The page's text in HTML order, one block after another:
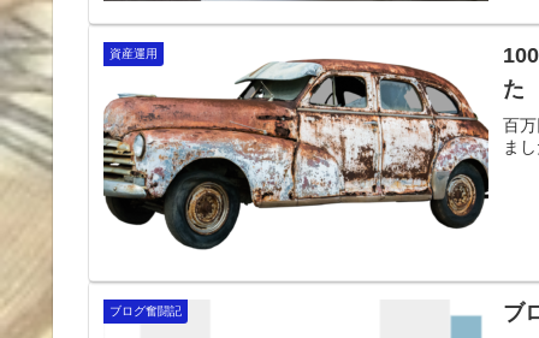
資産運用
た
百
ま
ブログ奮闘記 ブ